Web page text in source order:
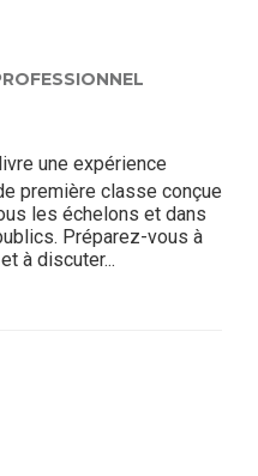
une expérience
première classe conçue
les échelons et dans
Préparez-vous à
à discuter...